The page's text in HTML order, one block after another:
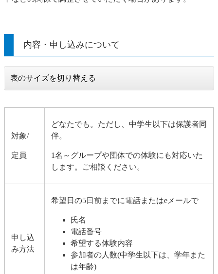
内容・申し込みについて
表のサイズを切り替える
対象/
定員
どなたでも。ただし、中学生以下は保護者同
伴。
1名～グループや団体での体験にも対応いた
します。ご相談ください。
申し込
み方法
希望日の5日前までに電話またはeメールで
氏名
電話番号
希望する体験内容
参加者の人数(中学生以下は、学年また
は年齢)